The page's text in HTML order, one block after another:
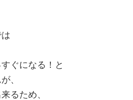
ぐになる！と
、
るため、